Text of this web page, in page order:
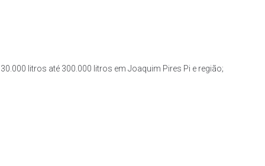
litros até 300.000 litros em Joaquim Pires Pi e região;